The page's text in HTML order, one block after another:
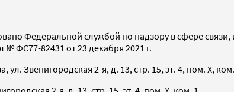
Федеральной службой по надзору в сфере
ФС77-82431 от 23 декабря 2021 г.
ул. Звенигородская 2-я, д. 13, стр. 15, эт. 4, пом. X,